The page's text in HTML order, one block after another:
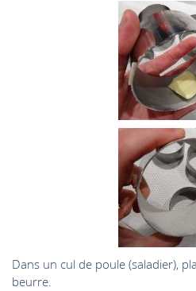
Dans un cul de poule (saladier),
beurre.